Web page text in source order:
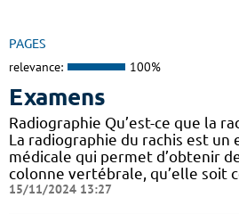
PAGES
relevance: 100%
Examens
Radiographie Qu’est-ce que la
La radiographie du rachis est un
médicale qui permet d’obtenir
colonne vertébrale, qu’elle soit
15/11/2024 13:27